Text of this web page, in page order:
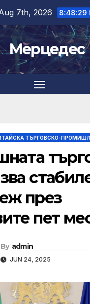
7th, 2026 8:48:30
Мерцедес
ТЪРГОВСКО-
през
пет
By admin
JUN 24, 2025